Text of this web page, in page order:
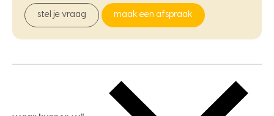
stel je vraag maak een afspraak